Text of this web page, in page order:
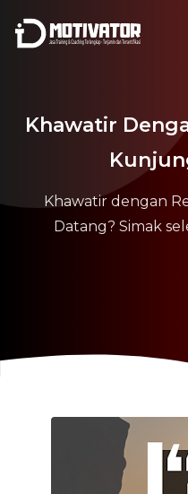
Khawatir
Khawatir dengan
Datang? Simak